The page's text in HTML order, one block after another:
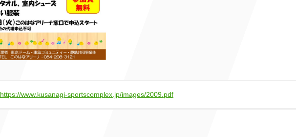
https://www.kusanagi-sportscomplex.jp/images/2009.pdf